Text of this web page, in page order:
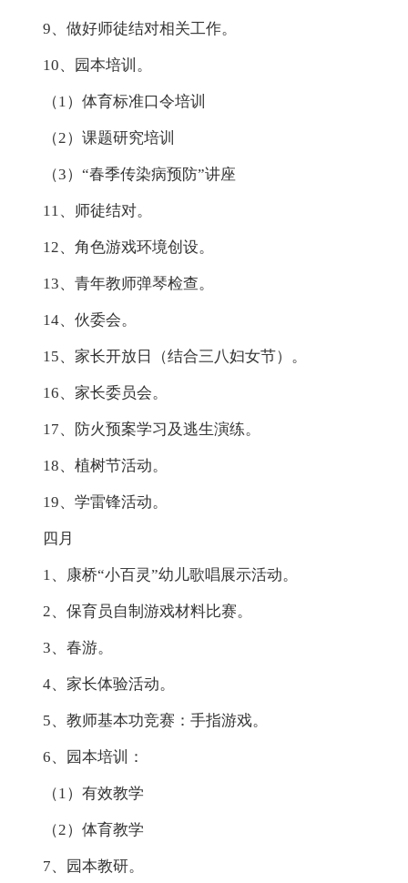
9、做好师徒结对相关工作。
10、园本培训。
（1）体育标准口令培训
（2）课题研究培训
（3）“春季传染病预防”讲座
11、师徒结对。
12、角色游戏环境创设。
13、青年教师弹琴检查。
14、伙委会。
15、家长开放日（结合三八妇女节）。
16、家长委员会。
17、防火预案学习及逃生演练。
18、植树节活动。
19、学雷锋活动。
四月
1、康桥“小百灵”幼儿歌唱展示活动。
2、保育员自制游戏材料比赛。
3、春游。
4、家长体验活动。
5、教师基本功竞赛：手指游戏。
6、园本培训：
（1）有效教学
（2）体育教学
7、园本教研。